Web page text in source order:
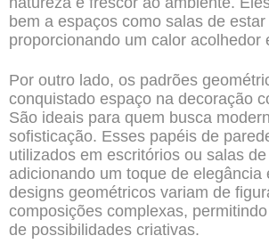
bem a espaços como salas de
proporcionando um calor acolhedor
Por outro lado, os padrões
conquistado espaço na decoração
São ideais para quem busca
sofisticação. Esses papéis de
utilizados em escritórios ou salas de
adicionando um toque de elegância
designs geométricos variam de
composições complexas,
de possibilidades criativas.